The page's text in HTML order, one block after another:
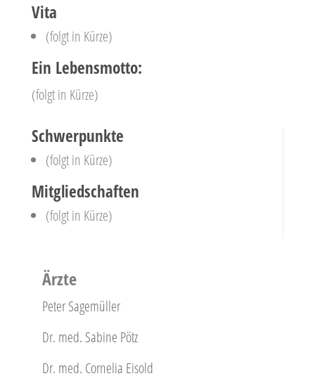
Vita
(folgt in Kürze)
Ein Lebensmotto:
(folgt in Kürze)
Schwerpunkte
(folgt in Kürze)
Mitgliedschaften
(folgt in Kürze)
Ärzte
Peter Sagemüller
Dr. med. Sabine Pötz
Dr. med. Cornelia Eisold